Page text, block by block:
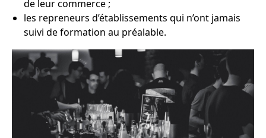
de leur commerce ;
les repreneurs d’établissements qui n’ont jamais
suivi de formation au préalable.